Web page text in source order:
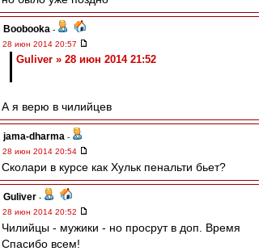
Boobooka -
28 июн 2014 20:57
Guliver » 28 июн 2014 21:52
А я верю в чилийцев
jama-dharma -
28 июн 2014 20:54
Сколари в курсе как Хульк пенальти бьет?
Guliver -
28 июн 2014 20:52
Чилийцы - мужики - но просрут в доп. Время
Спасибо всем!